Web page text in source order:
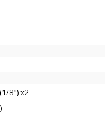
8") x2